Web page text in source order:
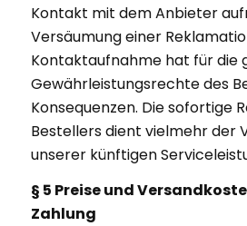
Kontakt mit dem Anbieter
Versäumung einer
Kontaktaufnahme hat für die
Gewährleistungsrechte des
Konsequenzen. Die sofortige
Bestellers dient vielmehr der
unserer künftigen
§ 5 Preise und
Zahlung